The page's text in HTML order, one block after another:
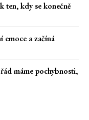
ten, kdy se konečně
a začíná
máme pochybnosti,